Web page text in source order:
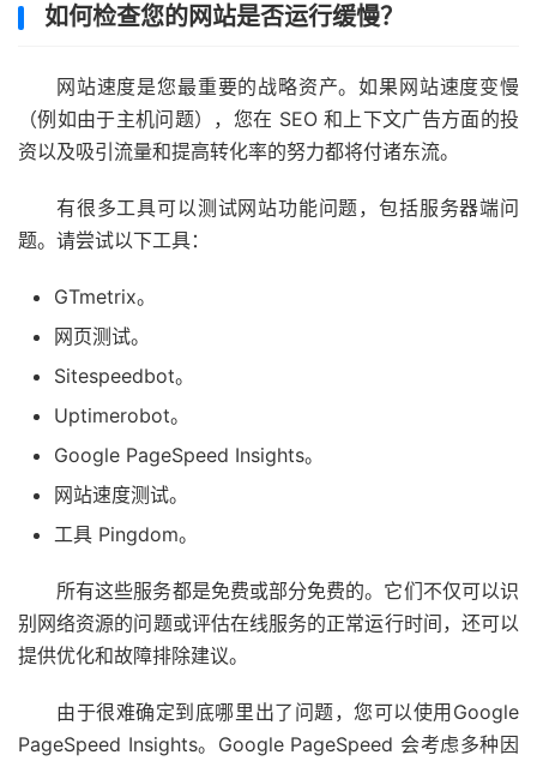
如何检查您的网站是否运行缓慢？
网站速度是您最重要的战略资产。如果网站速度变慢
（例如由于主机问题），您在 SEO 和上下文广告方面的投
资以及吸引流量和提高转化率的努力都将付诸东流。
有很多工具可以测试网站功能问题，包括服务器端问
题。请尝试以下工具：
GTmetrix。
网页测试。
Sitespeedbot。
Uptimerobot。
Google PageSpeed Insights。
网站速度测试。
工具 Pingdom。
所有这些服务都是免费或部分免费的。它们不仅可以识
别网络资源的问题或评估在线服务的正常运行时间，还可以
提供优化和故障排除建议。
由于很难确定到底哪里出了问题，您可以使用Google
PageSpeed Insights。GooglePageSpeed 会考虑多种因